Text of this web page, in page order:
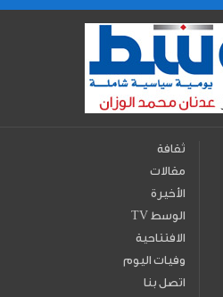
ثقافة
مقالات
الأخيرة
TV الوسط
الافتتاحية
وفيات اليوم
اتصل بنا